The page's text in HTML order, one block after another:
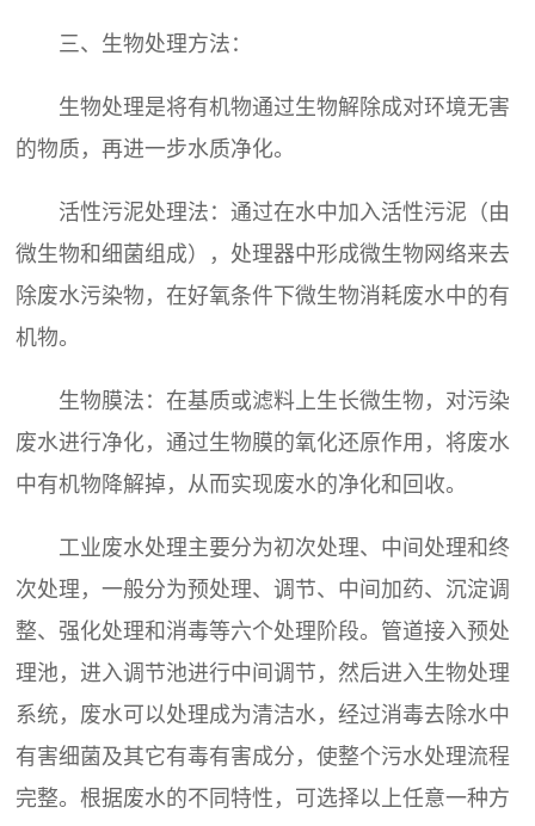
三、生物处理方法：
生物处理是将有机物通过生物解除成对环境无害
的物质，再进一步水质净化。
活性污泥处理法：通过在水中加入活性污泥（由
微生物和细菌组成），处理器中形成微生物网络来去
除废水污染物，在好氧条件下微生物消耗废水中的有
机物。
生物膜法：在基质或滤料上生长微生物，对污染
废水进行净化，通过生物膜的氧化还原作用，将废水
中有机物降解掉，从而实现废水的净化和回收。
工业废水处理主要分为初次处理、中间处理和终
次处理，一般分为预处理、调节、中间加药、沉淀调
整、强化处理和消毒等六个处理阶段。管道接入预处
理池，进入调节池进行中间调节，然后进入生物处理
系统，废水可以处理成为清洁水，经过消毒去除水中
有害细菌及其它有毒有害成分，使整个污水处理流程
完整。根据废水的不同特性，可选择以上任意一种方